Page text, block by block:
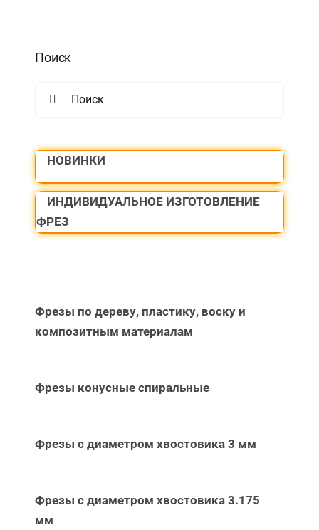
Поиск
НОВИНКИ
ИНДИВИДУАЛЬНОЕ ИЗГОТОВЛЕНИЕ
ФРЕЗ
Фрезы по дереву, пластику, воску и
композитным материалам
Фрезы конусные спиральные
Фрезы с диаметром хвостовика 3 мм
Фрезы с диаметром хвостовика 3.175
мм